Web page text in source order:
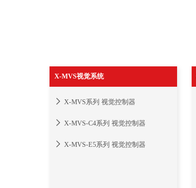
X-MVS视觉系统
X-MVS系列 视觉控制器
X-MVS-C4系列 视觉控制器
X-MVS-E5系列 视觉控制器